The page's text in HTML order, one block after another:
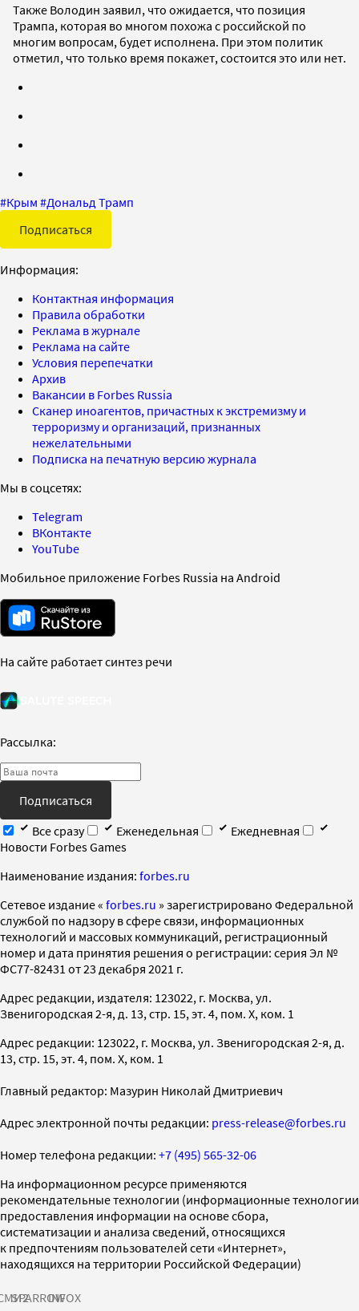
Также Володин заявил, что ожидается, что позиция
Трампа, которая во многом похожа с российской по
многим вопросам, будет исполнена. При этом политик
отметил, что только время покажет, состоится это или нет.
#Крым #Дональд Трамп
Подписаться
Информация:
Контактная информация
Правила обработки
Реклама в журнале
Реклама на сайте
Условия перепечатки
Архив
Вакансии в Forbes Russia
Сканер иноагентов, причастных к экстремизму и
терроризму и организаций, признанных
нежелательными
Подписка на печатную версию журнала
Мы в соцсетях:
Telegram
ВКонтакте
YouTube
Мобильное приложение Forbes Russia на Android
На сайте работает синтез речи
Рассылка:
Подписаться
Все сразу
Еженедельная
Ежедневная
Новости Forbes Games
Наименование издания: forbes.ru
Cетевое издание « forbes.ru » зарегистрировано Федеральной
службой по надзору в сфере связи, информационных
технологий и массовых коммуникаций, регистрационный
номер и дата принятия решения о регистрации: серия Эл №
ФС77-82431 от 23 декабря 2021 г.
Адрес редакции, издателя: 123022, г. Москва, ул.
Звенигородская 2-я, д. 13, стр. 15, эт. 4, пом. X, ком. 1
Адрес редакции: 123022, г. Москва, ул. Звенигородская 2-я, д.
13, стр. 15, эт. 4, пом. X, ком. 1
Главный редактор: Мазурин Николай Дмитриевич
Адрес электронной почты редакции: press-release@forbes.ru
Номер телефона редакции: +7 (495) 565-32-06
На информационном ресурсе применяются
рекомендательные технологии (информационные технологии
предоставления информации на основе сбора,
систематизации и анализа сведений, относящихся
к предпочтениям пользователей сети «Интернет»,
находящихся на территории Российской Федерации)
SPARROWINFOX